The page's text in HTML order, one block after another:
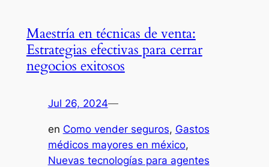
Maestría en técnicas de venta:
Estrategias efectivas para cerrar
negocios exitosos
Jul 26, 2024—
en Como vender seguros, Gastos
médicos mayores en méxico
Nuevas tecnologías para agentes